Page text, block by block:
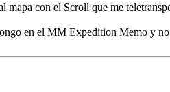
mapa con el Scroll que me
en el MM Expedition Memo y